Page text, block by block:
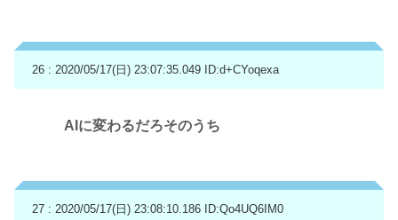
26 : 2020/05/17(日) 23:07:35.049 ID:d+CYoqexa
AIに変わるだろそのうち
27 : 2020/05/17(日) 23:08:10.186 ID:Qo4UQ6IM0